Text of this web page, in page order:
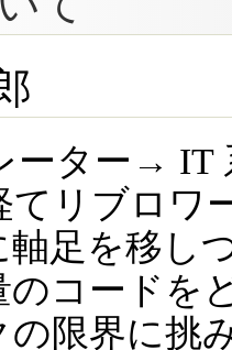
ーター→ IT
てリブロワ
軸足を移し
のコードを
の限界に挑